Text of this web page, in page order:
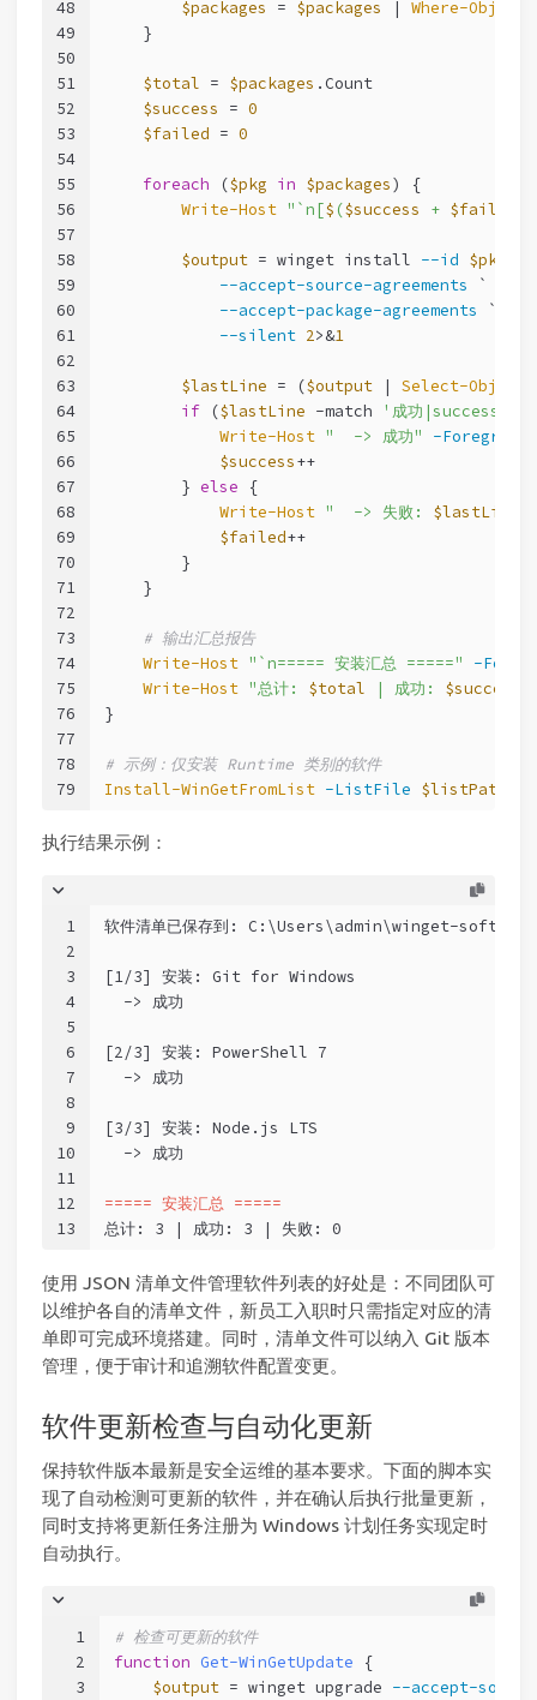
48
49
50
51
52
53
54
55
56
57
58
59
60
61
62
63
64
65
66
67
68
69
70
71
72
73
74
75
76
77
78
79
$packages = $packages | Where-Object
    }
$total = $packages .Count
$success = 0
$failed = 0
foreach ($pkg in $packages) {
Write-Host "`n[$ ($success + $failed
$output = winget install --id $pkg
--accept-source-agreements `
--accept-package-agreements `
--silent 2>&1
$lastLine = ($output | Select-Object
if ($lastLine -match
'成功
Write-Host "  -> 成功"
-
$success++
        }
else {
Write-Host "  -> 失败: $lastLine
$failed++
        }
    }
# 输出汇总报告
Write-Host "`n===== 安装汇总 ====="
-
Write-Host "总计: $total | 成功: $success
}
# 示例：仅安装 Runtime 类别的软件
Install-WinGetFromList -ListFile $listPath
执行结果示例：
1
2
3
4
5
6
7
8
9
10
11
12
13
软件清单已保存到: C:\Users\admin\winget-
[1/3] 安装: Git for Windows
  -> 成功
[2/3] 安装: PowerShell 7
  -> 成功
[3/3] 安装: Node.js LTS
  -> 成功
===== 安装汇总 =====
总计: 3 | 成功: 3 | 失败: 0
使用 JSON 清单文件管理软件列表的好处是：不同团队可
以维护各自的清单文件，新员工入职时只需指定对应的清
单即可完成环境搭建。同时，清单文件可以纳入 Git 版本
管理，便于审计和追溯软件配置变更。
软件更新检查与自动化更新
保持软件版本最新是安全运维的基本要求。下面的脚本实
现了自动检测可更新的软件，并在确认后执行批量更新，
同时支持将更新任务注册为 Windows 计划任务实现定时
自动执行。
1
2
3
# 检查可更新的软件
function Get-WinGetUpdate {
$output = winget upgrade --accept-